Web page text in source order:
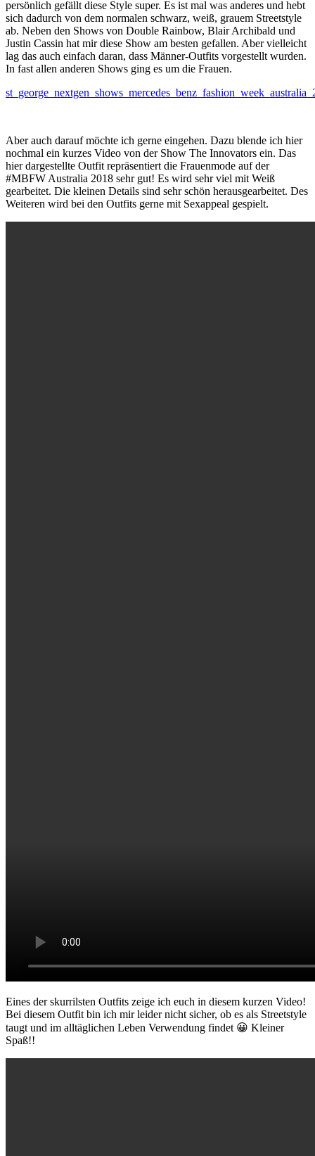
persönlich gefällt diese Style super. Es ist mal was anderes und hebt
sich dadurch von dem normalen schwarz, weiß, grauem Streetstyle
ab. Neben den Shows von Double Rainbow, Blair Archibald und
Justin Cassin hat mir diese Show am besten gefallen. Aber vielleicht
lag das auch einfach daran, dass Männer-Outfits vorgestellt wurden.
In fast allen anderen Shows ging es um die Frauen.
Aber auch darauf möchte ich gerne eingehen. Dazu blende ich hier
nochmal ein kurzes Video von der Show The Innovators ein. Das
hier dargestellte Outfit repräsentiert die Frauenmode auf der
#MBFW Australia 2018 sehr gut! Es wird sehr viel mit Weiß
gearbeitet. Die kleinen Details sind sehr schön herausgearbeitet. Des
Weiteren wird bei den Outfits gerne mit Sexappeal gespielt.
Eines der skurrilsten Outfits zeige ich euch in diesem kurzen Video!
Bei diesem Outfit bin ich mir leider nicht sicher, ob es als Streetstyle
taugt und im alltäglichen Leben Verwendung findet 😀 Kleiner
Spaß!!